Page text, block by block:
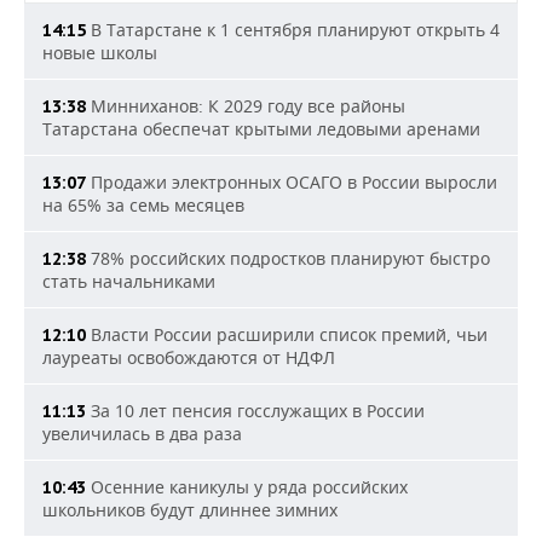
14:15 В Татарстане к 1 сентября планируют открыть 4
новые школы
13:38 Минниханов: К 2029 году все районы
Татарстана обеспечат крытыми ледовыми аренами
13:07 Продажи электронных ОСАГО в России выросли
на 65% за семь месяцев
12:38 78% российских подростков планируют быстро
стать начальниками
12:10 Власти России расширили список премий, чьи
лауреаты освобождаются от НДФЛ
11:13 За 10 лет пенсия госслужащих в России
увеличилась в два раза
10:43 Осенние каникулы у ряда российских
школьников будут длиннее зимних